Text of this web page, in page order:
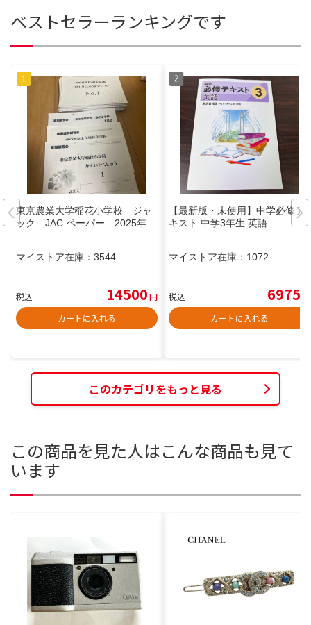
ベストセラーランキングです
東京農業大学稲花小学校 ジャ
ック JAC ペーパー 2025年
マイストア在庫： 3544
税込 14500円
カートに入れる
【最新版・未使用】中学必修テ
キスト 中学3年生 英語
マイストア在庫： 1072
税込 6975
カートに入れる
このカテゴリをもっと見る
この商品を見た人はこんな商品も見て
います